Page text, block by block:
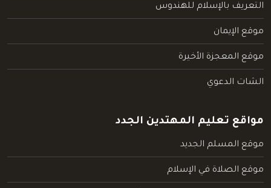
التعريف بالإسلام للهندوس
موقع الإيمان
موقع المعجزة الأخيرة
الشات الدعوي
مواقع تعليم المهتدين الجدد
موقع المسلم الجديد
موقع الصلاة في الإسلام